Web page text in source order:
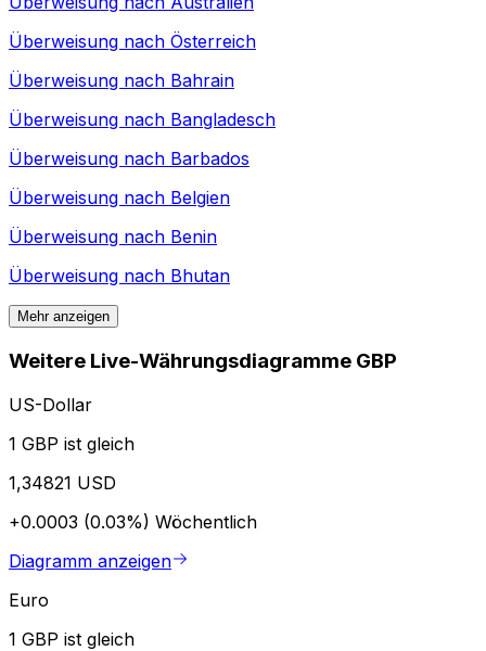
Überweisung nach Österreich
Überweisung nach Bahrain
Überweisung nach Bangladesch
Überweisung nach Barbados
Überweisung nach Belgien
Überweisung nach Benin
Überweisung nach Bhutan
Mehr anzeigen
Weitere Live-Währungsdiagramme GBP
US-Dollar
1 GBP ist gleich
1,34821 USD
+0.0003 (0.03%) Wöchentlich
Diagramm anzeigen
Euro
1 GBP ist gleich